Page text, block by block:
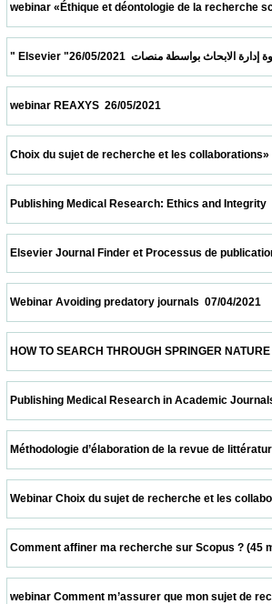
webinar «Éthique et déontologie de la
webinar REAXYS  26/05/2021
Choix du sujet de recherche et les
Publishing Medical Research: Ethics and
Elsevier Journal Finder et Processus de
Webinar Avoiding predatory journals
HOW TO SEARCH THROUGH SPRINGER
Publishing Medical Research in
Méthodologie d’élaboration de la revue
Webinar Choix du sujet de recherche et
Comment affiner ma recherche sur
webinar Comment m’assurer que mon